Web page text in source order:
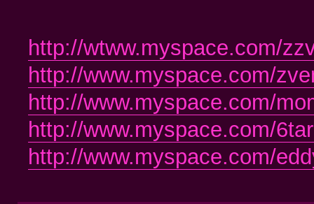
http://wtww.myspace.com/
http://www.myspace.com/
http://www.myspace.com/
http://www.myspace.com/
http://www.myspace.com/